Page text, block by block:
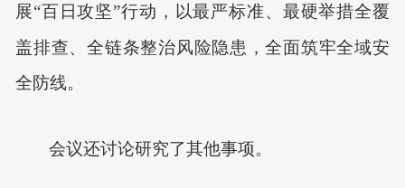
展“百日攻坚”行动，以最严标准、最硬举措全覆
盖排查、全链条整治风险隐患，全面筑牢全域安
全防线。
会议还讨论研究了其他事项。